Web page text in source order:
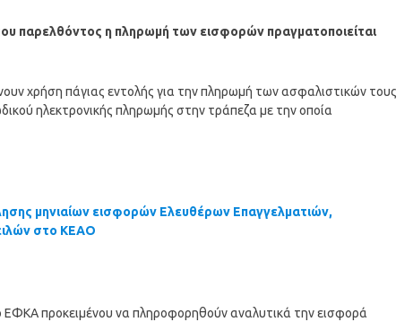
παρελθόντος η πληρωμή των εισφορών πραγματοποιείται
χρήση πάγιας εντολής για την πληρωμή των ασφαλιστικών τους
ηλεκτρονικής πληρωμής στην τράπεζα με την οποία
μηνιαίων εισφορών Ελευθέρων Επαγγελματιών,
στο ΚΕΑΟ
προκειμένου να πληροφορηθούν αναλυτικά την εισφορά